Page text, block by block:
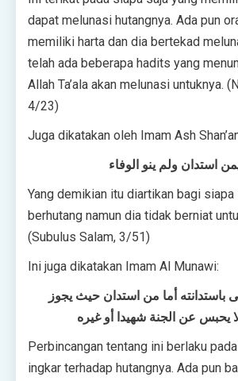
dapat melunasi hutangnya. Ada pun
memiliki harta dan dia bertekad
telah ada beberapa hadits yang
Allah Ta’ala akan melunasi untuknya.
4/23)
Juga dikatakan oleh Imam Ash
استدان ولم ينو الوفاء
Yang demikian itu diartikan bagi siapa
berhutang namun dia tidak berniat
(Subulus Salam, 3/51)
Ini juga dikatakan Imam Al Munawi:
باستدانته أما من استدان حيث يجوز
يحبس عن الجنة شهيدا أو غيره
Perbincangan tentang ini berlaku
ingkar terhadap hutangnya. Ada pun